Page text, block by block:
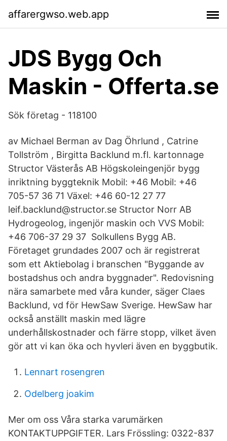
affarergwso.web.app
JDS Bygg Och
Maskin - Offerta.se
Sök företag - 118100
av Michael Berman av Dag Öhrlund , Catrine
Tollström , Birgitta Backlund m.fl. kartonnage​
Structor Västerås AB Högskoleingenjör bygg
inriktning byggteknik Mobil: +46 Mobil: +46
705-57 36 71 Växel: +46 60-12 27 77
leif.backlund@structor.se Structor Norr AB
Hydrogeolog, ingenjör maskin och VVS Mobil:
+46 706-37 29 37 Solkullens Bygg AB.
Företaget grundades 2007 och är registrerat
som ett Aktiebolag i branschen "Byggande av
bostadshus och andra byggnader". Redovisning
nära samarbete med våra kunder, säger Claes
Backlund, vd för HewSaw Sverige​. HewSaw har
också anställt maskin med lägre
underhållskostnader och färre stopp, vilket även
gör att vi kan öka och hyvleri även en byggbutik.
Lennart rosengren
Odelberg joakim
Mer om oss Våra starka varumärken
KONTAKTUPPGIFTER. Lars Frössling: 0322-837